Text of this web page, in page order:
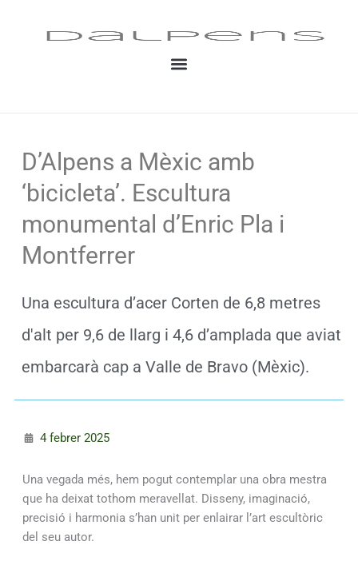
D’Alpens a Mèxic amb
‘bicicleta’. Escultura
monumental d’Enric Pla i
Montferrer
Una escultura d’acer Corten de 6,8 metres
d'alt per 9,6 de llarg i 4,6 d’amplada que aviat
embarcarà cap a Valle de Bravo (Mèxic).
4 febrer 2025
Una vegada més, hem pogut contemplar una obra mestra
que ha deixat tothom meravellat. Disseny, imaginació,
precisió i harmonia s’han unit per enlairar l’art escultòric
del seu autor.